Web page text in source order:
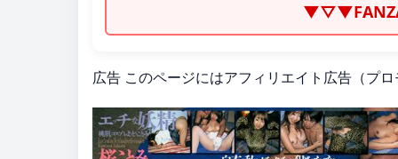
広告 このページにはアフィリエイト広告（プ